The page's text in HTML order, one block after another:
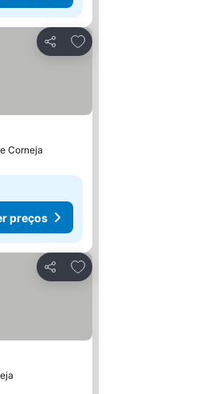
Partilhar
Adicionar aos favoritos
Corneja
preços
Partilhar
Adicionar aos favoritos